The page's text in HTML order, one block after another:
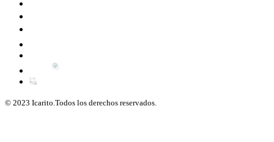
© 2023 Icarito.Todos los derechos reservados.